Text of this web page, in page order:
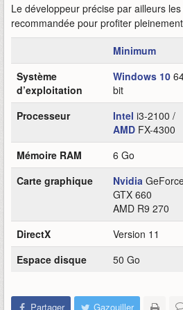
Le développeur précise par ailleurs
recommandée pour profiter
Minimum
Système
d’exploitation
Windows 10
bit
Processeur Intel i3-2100 /
AMD FX-4300
Mémoire RAM
6 Go
Carte graphique
Nvidia
GTX 660
AMD R9 270
DirectX
Version 11
Espace disque
50 Go
Partager Gazouiller